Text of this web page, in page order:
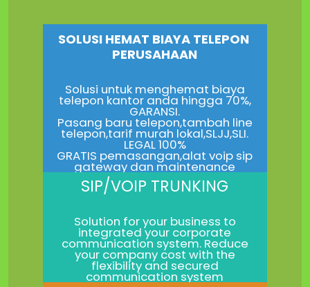
SOLUSI HEMAT BIAYA TELEPON
PERUSAHAAN
Solusi untuk menghemat biaya
telepon kantor anda hingga 70%,
GARANSI.
Pasang baru telepon,tambah line
telepon,tarif murah lokal,SLJJ,SLI.
LEGAL 100%
GRATIS pemasangan,alat voip sip
gateway dan maintenance
SIP/VOIP TRUNKING
Solution for your business to
integrated your corporate
communication system. Reduce
your company cost with the
flexibility and secured
communication system